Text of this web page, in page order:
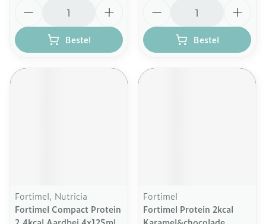
Bestel Bestel
Fortimel, Nutricia
Fortimel Compact Protein
Fortimel
Fortimel Protein 2kcal